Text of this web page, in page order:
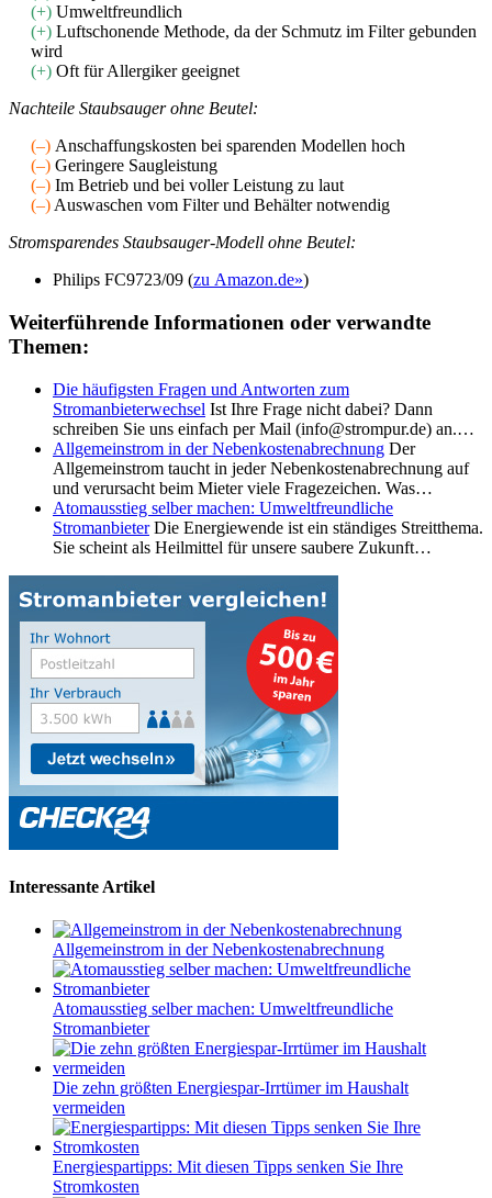
(+) Umweltfreundlich
(+) Luftschonende Methode, da der Schmutz im Filter gebunden
wird
(+) Oft für Allergiker geeignet
Nachteile Staubsauger ohne Beutel:
(–) Anschaffungskosten bei sparenden Modellen hoch
(–) Geringere Saugleistung
(–) Im Betrieb und bei voller Leistung zu laut
(–)Auswaschen vom Filter und Behälter notwendig
Stromsparendes Staubsauger-Modell ohne Beutel:
Philips FC9723/09 (zu Amazon.de»)
Weiterführende Informationen oder verwandte
Themen:
Die häufigsten Fragen und Antworten zum
Stromanbieterwechsel Ist Ihre Frage nicht dabei? Dann
schreiben Sie uns einfach per Mail (info@strompur.de) an.…
Allgemeinstrom in der Nebenkostenabrechnung Der
Allgemeinstrom taucht in jeder Nebenkostenabrechnung auf
und verursacht beim Mieter viele Fragezeichen. Was…
Atomausstieg selber machen: Umweltfreundliche
StromanbieterDie Energiewende ist ein ständiges Streitthema.
Sie scheint als Heilmittel für unsere saubere Zukunft…
Interessante Artikel
Allgemeinstrom in der Nebenkostenabrechnung
Atomausstieg selber machen: Umweltfreundliche
Stromanbieter
Die zehn größten Energiespar-Irrtümer im Haushalt
vermeiden
Energiespartipps: Mit diesen Tipps senken Sie Ihre
Stromkosten